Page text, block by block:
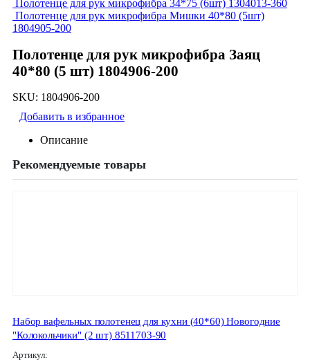
Полотенце для рук микрофибра 34*75 (6шт) 1304013-360
Полотенце для рук микрофибра Мишки 40*80 (5шт)
1804905-200
Полотенце для рук микрофибра Заяц
40*80 (5 шт) 1804906-200
SKU: 1804906-200
Добавить в избранное
Описание
Рекомендуемые товары
Набор вафельных полотенец для кухни (40*60) Новогодние
"Колокольчики" (2 шт) 8511703-90
Артикул: